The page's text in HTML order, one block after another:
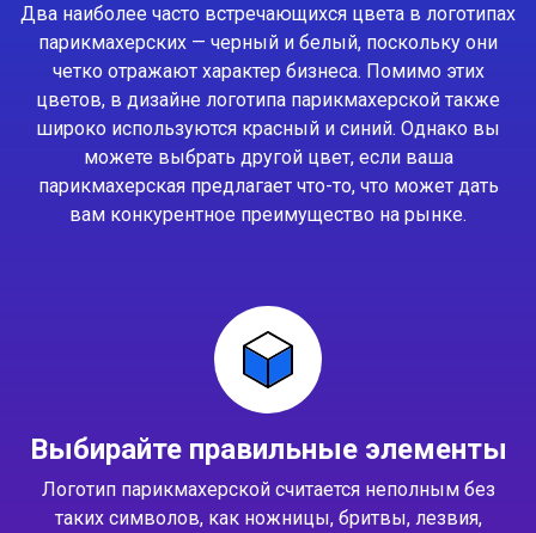
Два наиболее часто встречающихся цвета в логотипах
парикмахерских — черный и белый, поскольку они
четко отражают характер бизнеса. Помимо этих
цветов, в дизайне логотипа парикмахерской также
широко используются красный и синий. Однако вы
можете выбрать другой цвет, если ваша
парикмахерская предлагает что-то, что может дать
вам конкурентное преимущество на рынке.
Выбирайте правильные элементы
Логотип парикмахерской считается неполным без
таких символов, как ножницы, бритвы, лезвия,